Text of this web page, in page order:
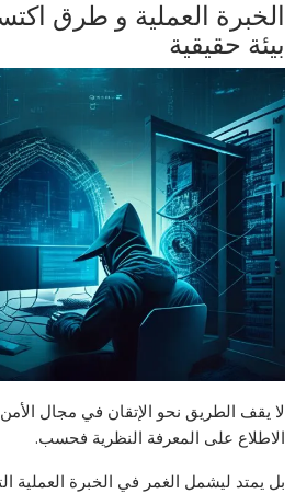
الخبرة العملية و طرق
بيئة حقيقية
لا يقف الطريق نحو الإتقان في مجال
الاطلاع على المعرفة النظرية فحسب.
بل يمتد ليشمل الغمر في الخبرة العملية